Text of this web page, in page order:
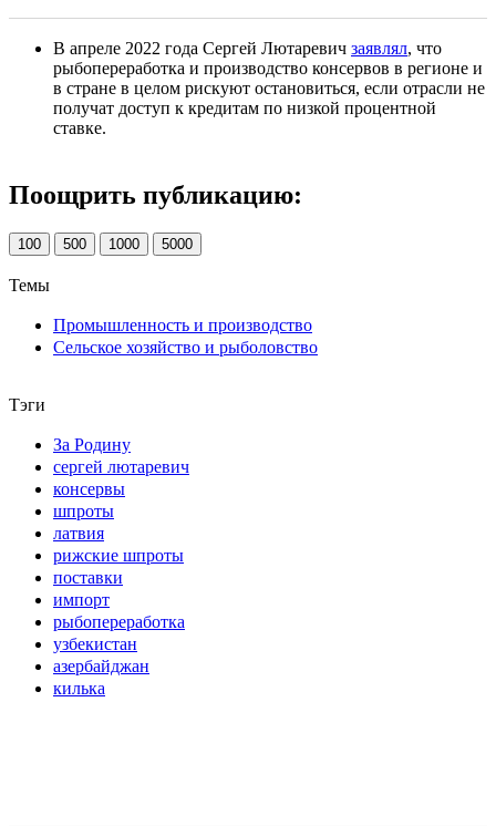
В апреле 2022 года Сергей Лютаревич заявлял, что
рыбопереработка и производство консервов в регионе и
в стране в целом рискуют остановиться, если отрасли не
получат доступ к кредитам по низкой процентной
ставке.
Поощрить публикацию:
100 500 1000 5000
Темы
Промышленность и производство
Сельское хозяйство и рыболовство
Тэги
За Родину
сергей лютаревич
консервы
шпроты
латвия
рижские шпроты
поставки
импорт
рыбопереработка
узбекистан
азербайджан
килька